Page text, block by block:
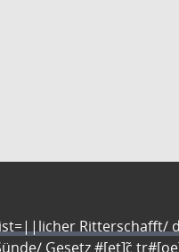
Ritterschafft/
Gesetz #[et]c̃